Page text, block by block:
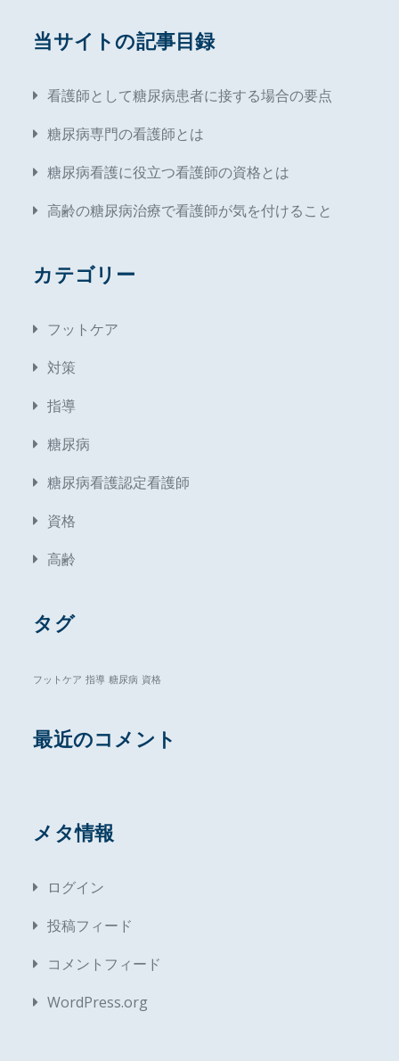
当サイトの記事目録
看護師として糖尿病患者に接する場合の要点
糖尿病専門の看護師とは
糖尿病看護に役立つ看護師の資格とは
高齢の糖尿病治療で看護師が気を付けること
カテゴリー
フットケア
対策
指導
糖尿病
糖尿病看護認定看護師
資格
高齢
タグ
フットケア 指導 糖尿病 資格
最近のコメント
メタ情報
ログイン
投稿フィード
コメントフィード
WordPress.org